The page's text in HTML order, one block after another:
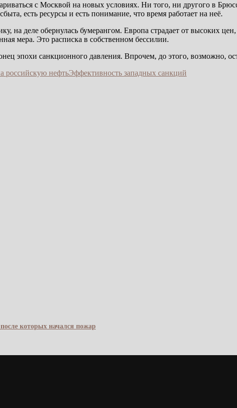
с Москвой на новых условиях. Ни того, ни другого в
есть ресурсы и есть понимание, что время работает на неё.
на деле обернулась бумерангом. Европа страдает от высоких цен,
мера. Это расписка в собственном бессилии.
эпохи санкционного давления. Впрочем, до этого, возможно,
российскую нефтьЭффективность западных санкций
которых начался пожар